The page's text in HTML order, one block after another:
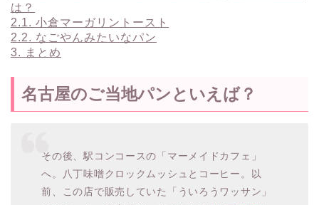
は？
2.1. 小倉マーガリントースト
2.2. なごやんみたいなパン
3. まとめ
名古屋のご当地パンといえば？
その後、駅コンコースの「マーメイドカフェ」
へ。八丁味噌クロックムッシュとコーヒー。以
前、この店で販売していた「ういろうワッサン」